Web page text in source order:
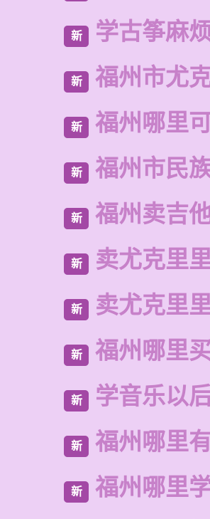
新 学古筝麻
新 福州市尤
新 福州哪里
新 福州市民
新 福州卖吉
新 卖尤克里
新 卖尤克里
新 福州哪里
新 学音乐以
新 福州哪里
新 福州哪里